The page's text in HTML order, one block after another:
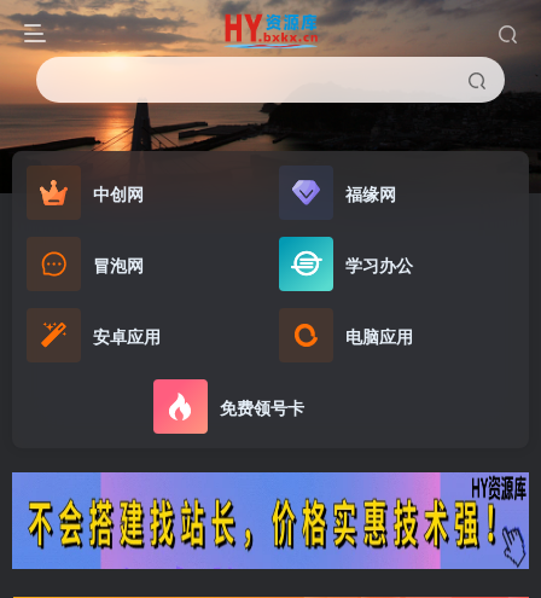
中创网 福缘网
冒泡网 学习办公
安卓应用 电脑应用
免费领号卡